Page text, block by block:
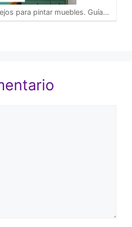
para pintar muebles. Guía…